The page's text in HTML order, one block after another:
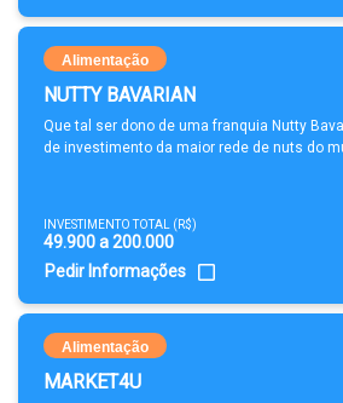
Alimentação
NUTTY BAVARIAN
Que tal ser dono de uma franquia Nutty
de investimento da maior rede de nuts do
INVESTIMENTO TOTAL (R$)
49.900 a 200.000
Pedir Informações
Alimentação
MARKET4U